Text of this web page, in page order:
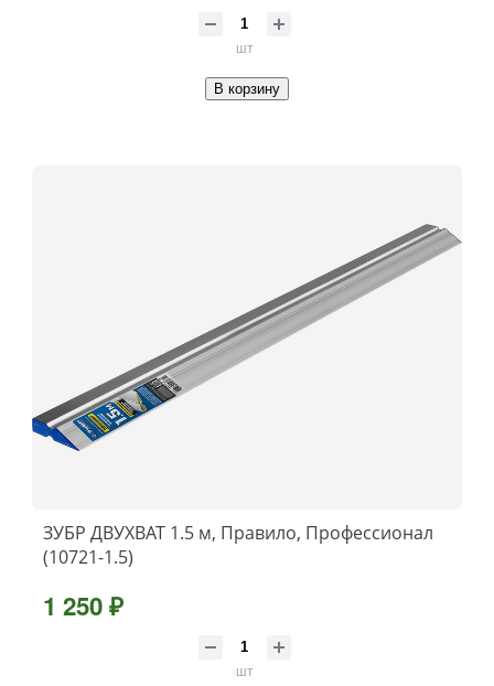
шт
В корзину
ЗУБР ДВУХВАТ 1.5 м, Правило, Профессионал
(10721-1.5)
1 250 ₽
шт